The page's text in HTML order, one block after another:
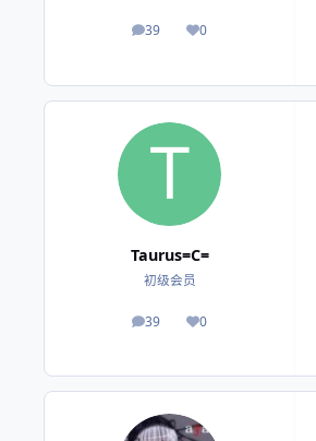
39
帖子 0
荣誉积分
Taurus=C=
初级会员
39
帖子 0
荣誉积分